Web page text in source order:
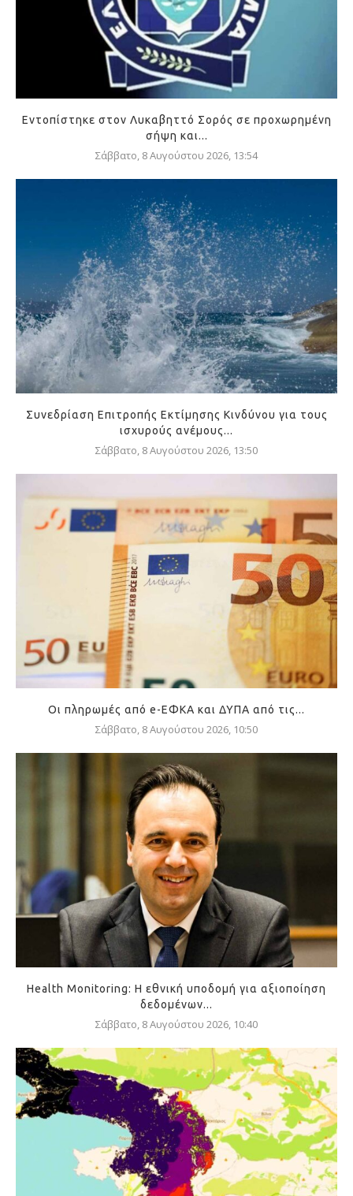
Εντοπίστηκε στον Λυκαβηττό Σορός σε προχωρημένη
σήψη και...
Σάββατο, 8 Αυγούστου 2026, 13:54
Συνεδρίαση Επιτροπής Εκτίμησης Κινδύνου για τους
ισχυρούς ανέμους...
Σάββατο, 8 Αυγούστου 2026, 13:50
Οι πληρωμές από e-ΕΦΚΑ και ΔΥΠΑ από τις...
Σάββατο, 8 Αυγούστου 2026, 10:50
Health Monitoring: Η εθνική υποδομή για αξιοποίηση
δεδομένων...
Σάββατο, 8 Αυγούστου 2026, 10:40